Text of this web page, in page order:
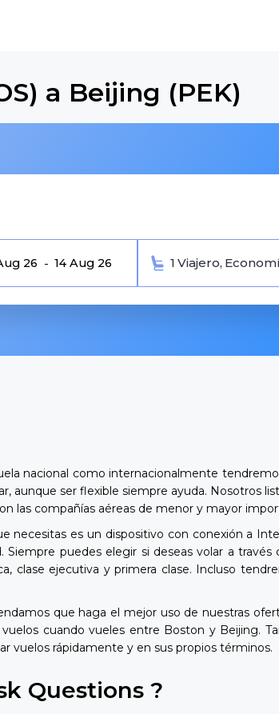
a Beijing (PEK)
1 Viajero,
nacional como internacionalmente
ser flexible siempre ayuda. Nosotros
las compañías aéreas de menor y mayor
es un dispositivo con conexión a
puedes elegir si deseas volar a
clase ejecutiva y primera clase. Incluso
que haga el mejor uso de nuestras
cuando vueles entre Boston y Beijing.
vuelos rápidamente y en sus propios términos.
Questions ?